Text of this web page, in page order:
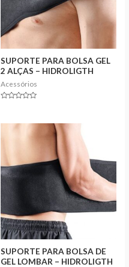
SUPORTE PARA BOLSA GEL
2 ALÇAS – HIDROLIGTH
Acessórios
of
SUPORTE PARA BOLSA DE
GEL LOMBAR – HIDROLIGTH